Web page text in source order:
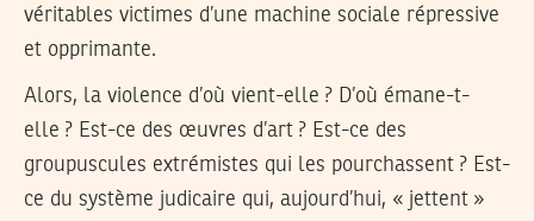
véritables victimes d’une machine sociale répressive
et opprimante.
Alors, la violence d’où vient-elle ? D’où émane-t-
elle ? Est-ce des œuvres d’art ? Est-ce des
groupuscules extrémistes qui les pourchassent ? Est-
ce du système judicaire qui, aujourd’hui, « jettent »